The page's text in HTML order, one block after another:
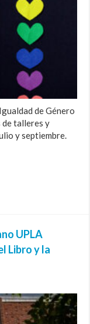
de Género
de talleres y
y septiembre.
UPLA
Libro y la